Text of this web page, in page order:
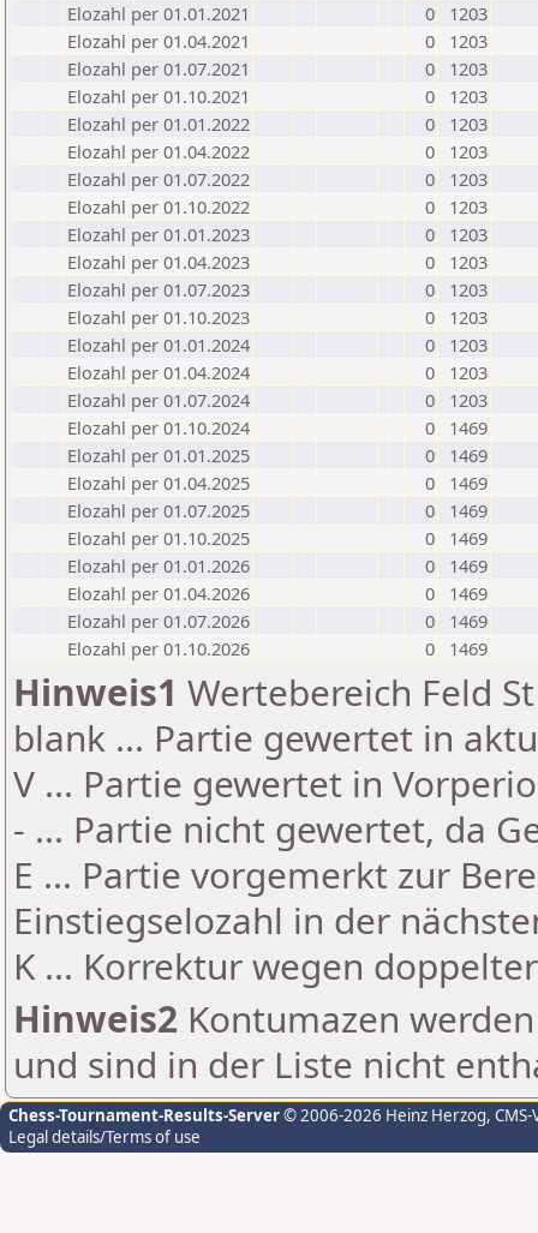
Elozahl per 01.01.2021
0
1203
Elozahl per 01.04.2021
0
1203
Elozahl per 01.07.2021
0
1203
Elozahl per 01.10.2021
0
1203
Elozahl per 01.01.2022
0
1203
Elozahl per 01.04.2022
0
1203
Elozahl per 01.07.2022
0
1203
Elozahl per 01.10.2022
0
1203
Elozahl per 01.01.2023
0
1203
Elozahl per 01.04.2023
0
1203
Elozahl per 01.07.2023
0
1203
Elozahl per 01.10.2023
0
1203
Elozahl per 01.01.2024
0
1203
Elozahl per 01.04.2024
0
1203
Elozahl per 01.07.2024
0
1203
Elozahl per 01.10.2024
0
1469
Elozahl per 01.01.2025
0
1469
Elozahl per 01.04.2025
0
1469
Elozahl per 01.07.2025
0
1469
Elozahl per 01.10.2025
0
1469
Elozahl per 01.01.2026
0
1469
Elozahl per 01.04.2026
0
1469
Elozahl per 01.07.2026
0
1469
Elozahl per 01.10.2026
0 1469
Hinweis1 Wertebereich Feld
blank ... Partie gewertet in
V ... Partie gewertet in
- ... Partie nicht gewertet, da
E ... Partie vorgemerkt zur
Einstiegselozahl in der
K ... Korrektur wegen
Hinweis2 Kontumazen
und sind in der Liste nicht
Chess-Tournament-Results-Server© 2006-2026 Heinz Herzog,
Legal details/Terms of use